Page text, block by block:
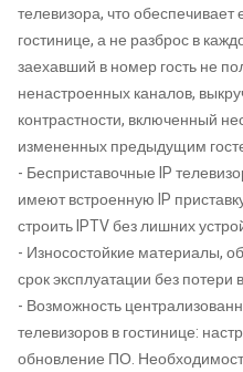
телевизора, что
гостинице, а не разброс в
заехавший в номер гость не
ненастроенных каналов,
контрастности, включенный
измененных предыдущим
- Бесприставочные IP
имеют встроенную IP
строить IPTV без лишних
- Износостойкие материалы,
срок эксплуатации без потери
- Возможность
телевизоров в гостинице:
обновление ПО.